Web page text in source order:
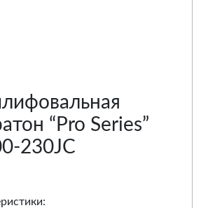
“Pro Series”
230JC